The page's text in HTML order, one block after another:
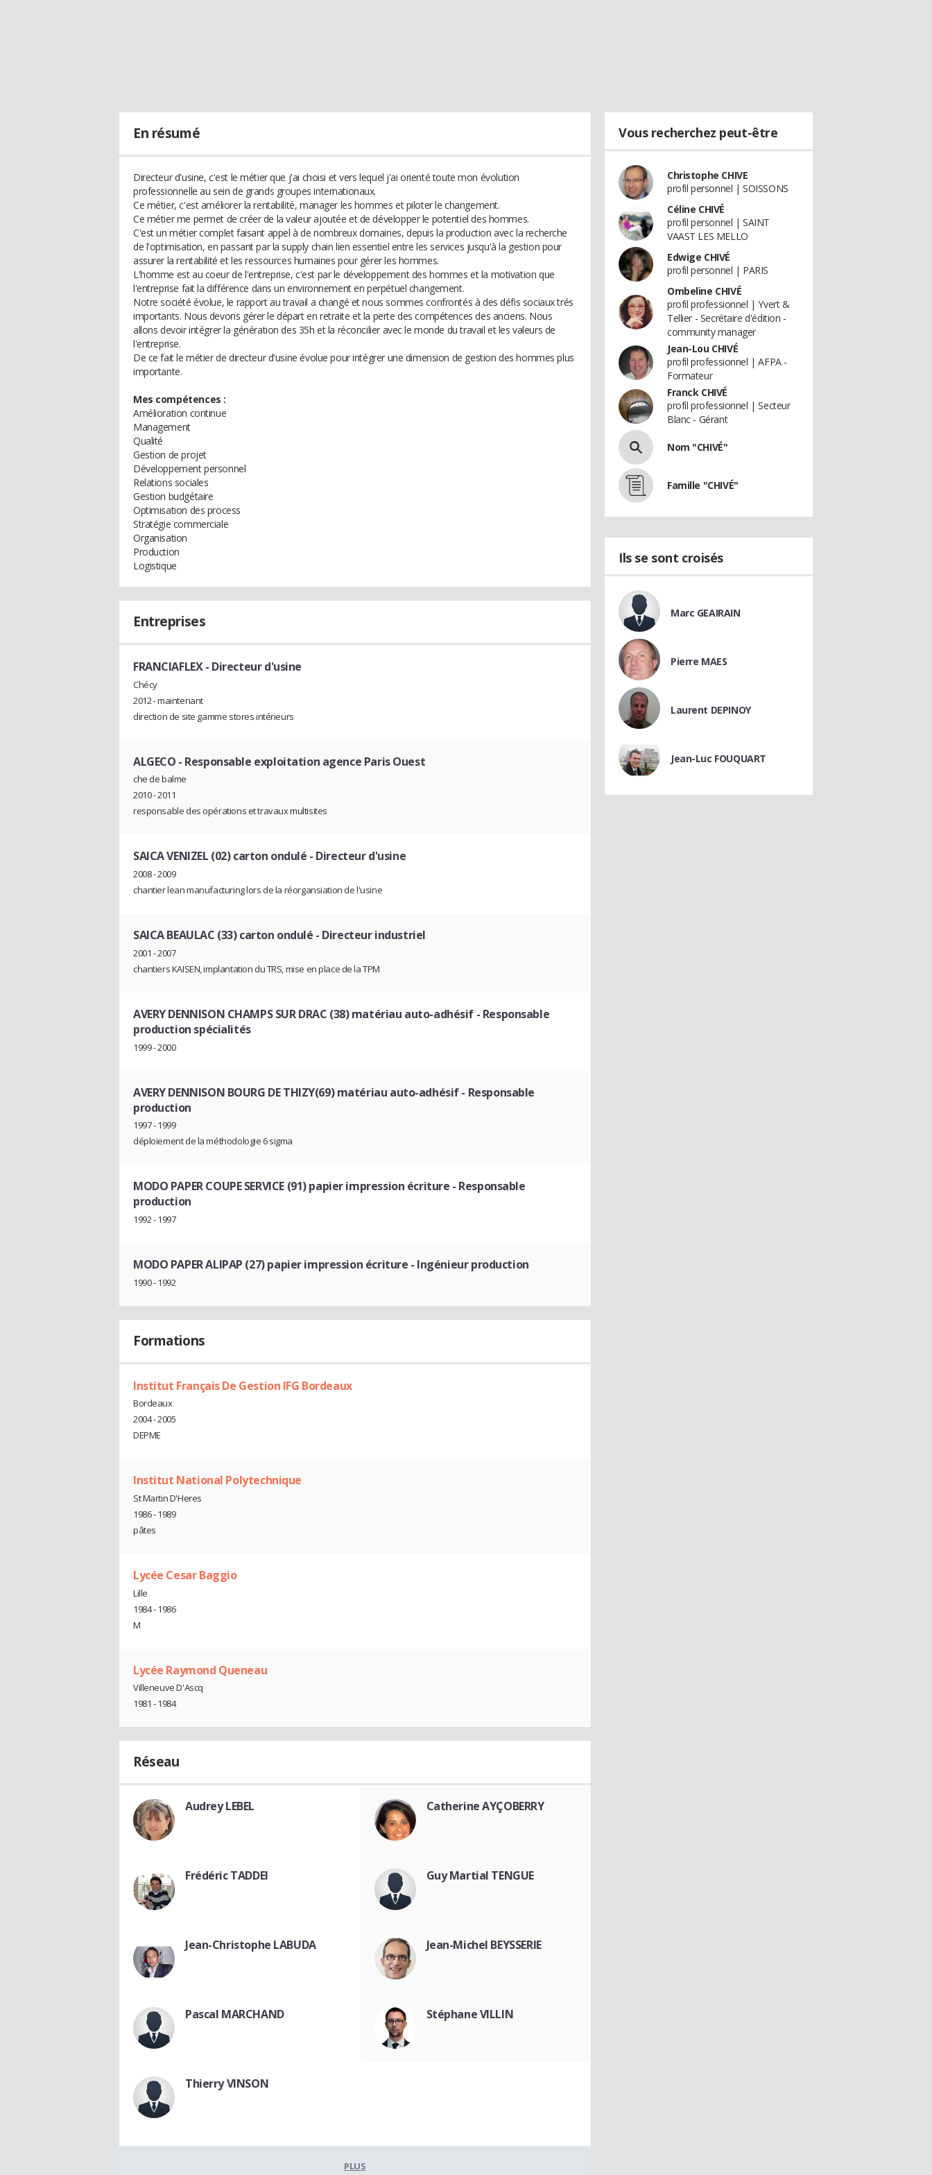
En résumé
Directeur d'usine, c'est le métier que j'ai choisi et vers lequel j'ai orienté toute mon évolution
professionnelle au sein de grands groupes internationaux.
Ce métier, c'est améliorer la rentabilité, manager les hommes et piloter le changement.
Ce métier me permet de créer de la valeur ajoutée et de développer le potentiel des hommes.
C'est un métier complet faisant appel à de nombreux domaines, depuis la production avec la recherche
de l'optimisation, en passant par la supply chain lien essentiel entre les services jusqu'à la gestion pour
assurer la rentabilité et les ressources humaines pour gérer les hommes.
L'homme est au coeur de l'entreprise, c'est par le développement des hommes et la motivation que
l'entreprise fait la différence dans un environnement en perpétuel changement.
Notre société évolue, le rapport au travail a changé et nous sommes confrontés à des défis sociaux trés
importants. Nous devons gérer le départ en retraite et la perte des compétences des anciens. Nous
allons devoir intégrer la génération des 35h et la réconcilier avec le monde du travail et les valeurs de
l'entreprise.
De ce fait le métier de directeur d'usine évolue pour intégrer une dimension de gestion des hommes plus
importante.
Mes compétences :
Amélioration continue
Management
Qualité
Gestion de projet
Développement personnel
Relations sociales
Gestion budgétaire
Optimisation des process
Stratégie commerciale
Organisation
Production
Logistique
Entreprises
FRANCIAFLEX- Directeur d'usine
Chécy
2012 - maintenant
direction de site gamme stores intérieurs
ALGECO - Responsable exploitation agence Paris Ouest
che de balme
2010 - 2011
responsable des opérations et travaux multisites
SAICA VENIZEL (02) carton ondulé - Directeur d'usine
2008 - 2009
chantier lean manufacturing lors de la réorgansiation de l'usine
SAICA BEAULAC (33) carton ondulé - Directeur industriel
2001 - 2007
chantiers KAISEN, implantation du TRS, mise en place de la TPM
AVERY DENNISON CHAMPS SUR DRAC (38) matériau auto-adhésif - Responsable
production spécialités
1999 - 2000
AVERY DENNISON BOURG DE THIZY(69) matériau auto-adhésif- Responsable
production
1997 - 1999
déploiement de la méthodologie 6 sigma
MODO PAPER COUPE SERVICE (91) papier impression écriture - Responsable
production
1992 - 1997
MODO PAPER ALIPAP (27) papier impression écriture - Ingénieur production
1990 - 1992
Formations
Institut Français De Gestion IFG Bordeaux
Bordeaux
2004 - 2005
DEPME
Institut National Polytechnique
St Martin D'Heres
1986 - 1989
pâtes
Lycée Cesar Baggio
Lille
1984 - 1986
M
Lycée Raymond Queneau
Villeneuve D'Ascq
1981 - 1984
Réseau
Audrey LEBEL Catherine AYÇOBERRY
Frédéric TADDEI Guy Martial TENGUE
Jean-Christophe LABUDA Jean-Michel BEYSSERIE
Pascal MARCHAND Stéphane VILLIN
Thierry VINSON
PLUS
Vous recherchez peut-être
Christophe CHIVE
profil personnel | SOISSONS
Céline CHIVÉ
profil personnel | SAINT
VAAST LES MELLO
Edwige CHIVÉ
profil personnel | PARIS
Ombeline CHIVÉ
profil professionnel | Yvert &
Tellier - Secrétaire d'édition -
community manager
Jean-Lou CHIVÉ
profil professionnel | AFPA -
Formateur
Franck CHIVÉ
profil professionnel | Secteur
Blanc - Gérant
Nom "CHIVÉ"
Famille "CHIVÉ"
Ils se sont croisés
Marc GEAIRAIN
Pierre MAES
Laurent DEPINOY
Jean-Luc FOUQUART